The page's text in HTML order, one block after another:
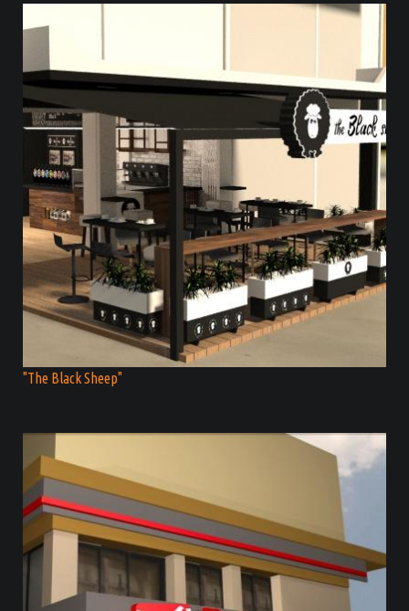
"The Black Sheep"